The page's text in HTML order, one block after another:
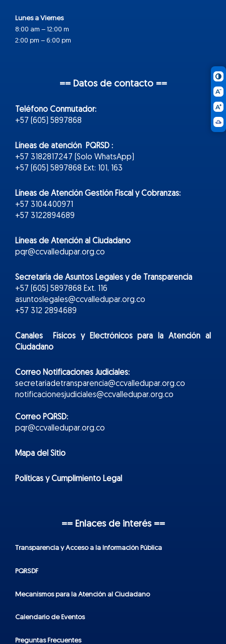
Lunes a Viernes
8:00 am – 12:00 m
2:00 pm – 6:00 pm
== Datos de contacto ==
Teléfono Conmutador:
+57 (605) 5897868
Líneas de atención PQRSD :
+57 3182817247 (Solo WhatsApp)
+57 (605) 5897868 Ext: 101, 163
Líneas de Atención Gestión Fiscal y Cobranzas:
+57 3104400971
+57 3122894689
Líneas de Atención al Ciudadano
pqr@ccvalledupar.org.co
Secretaría de Asuntos Legales y de Transparencia
+57 (605) 5897868 Ext. 116
asuntoslegales@ccvalledupar.org.co
+57 312 2894689
Canales Físicos yElectrónicospara la Atención al
Ciudadano
Correo Notificaciones Judiciales:
secretariadetransparencia@ccvalledupar.org.co
notificacionesjudiciales@ccvalledupar.org.co
Correo PQRSD:
pqr@ccvalledupar.org.co
Mapa del Sitio
Políticas y Cumplimiento Legal
== Enlaces de interés ==
Transparencia y Acceso a la Información Pública
PQRSDF
Mecanismos para la Atención al Ciudadano
Calendario de Eventos
Preguntas Frecuentes